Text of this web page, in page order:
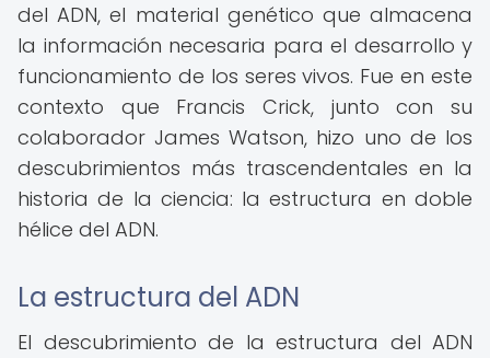
del ADN, el material genético que almacena
la información necesaria para el desarrollo y
funcionamiento de los seres vivos. Fue en este
contexto que Francis Crick, junto con su
colaborador James Watson, hizo uno de los
descubrimientos más trascendentales en la
historia de la ciencia: la estructura en doble
hélice del ADN.
La estructura del ADN
El descubrimiento de la estructura del ADN